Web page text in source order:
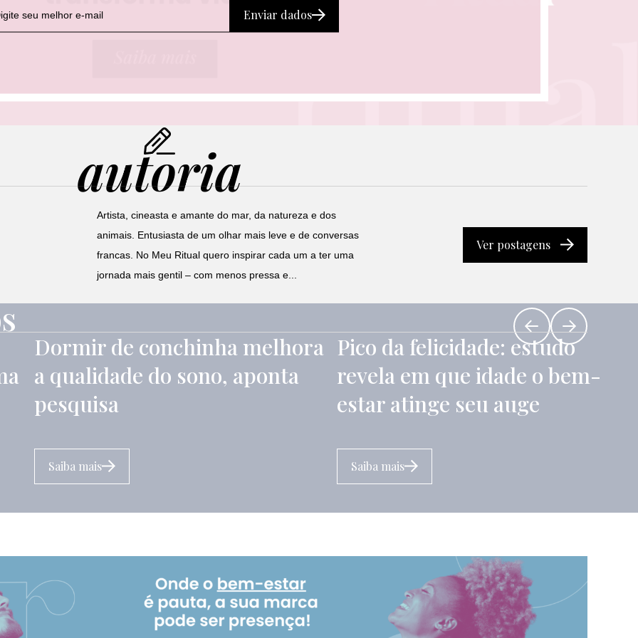
autoria
Artista, cineasta e amante do mar, da natureza e dos
animais. Entusiasta de um olhar mais leve e de conversas
francas. No Meu Ritual quero inspirar cada um a ter uma
jornada mais gentil – com menos pressa e...
Ver postagens
Dormir de conchinha melhora
a qualidade do sono, aponta
pesquisa
Saiba mais
Pico da felicidade: estudo
revela em que idade o bem-
estar atinge seu auge
Saiba mais
Enviar dados